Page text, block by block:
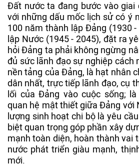
Đất nước ta đang bước vào giai
với những dấu mốc lịch sử có ý
100 năm thành lập Đảng (1930
lập Nước (1945 - 2045), đặt ra
hỏi Đảng ta phải không ngừng
đủ sức lãnh đạo sự nghiệp cách
nền tảng của Đảng, là hạt nhân
dân nhất, trực tiếp lãnh đạo, cụ
lối của Đảng vào cuộc sống;
quan hệ mật thiết giữa Đảng với
lượng sinh hoạt chi bộ là yêu
biệt quan trọng góp phần xây
mạnh toàn diện, hoàn thành vai
nước phát triển giàu mạnh,
mới.